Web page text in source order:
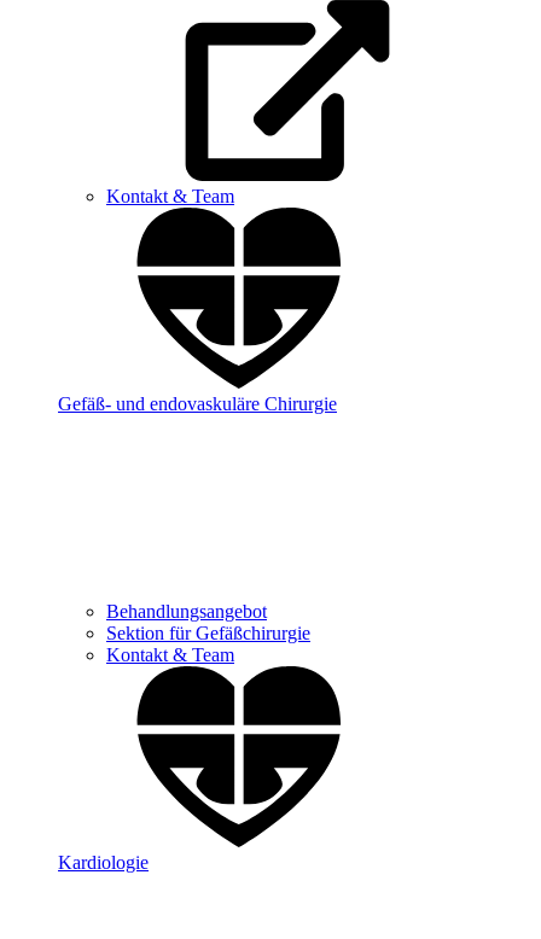
Kontakt & Team
Gefäß- und endovaskuläre Chirurgie
Behandlungsangebot
Sektion für Gefäßchirurgie
Kontakt & Team
Kardiologie